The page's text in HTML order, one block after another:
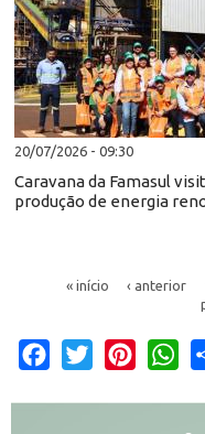
20/07/2026 - 09:30
Caravana da Famasul
produção de energia
« início ‹ anterior
Facebook
Twitter Pinterest